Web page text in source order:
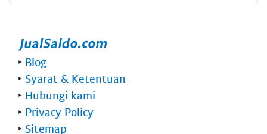
‣ Blog
‣ Syarat & Ketentuan
‣ Hubungi kami
‣ Privacy Policy
‣ Sitemap